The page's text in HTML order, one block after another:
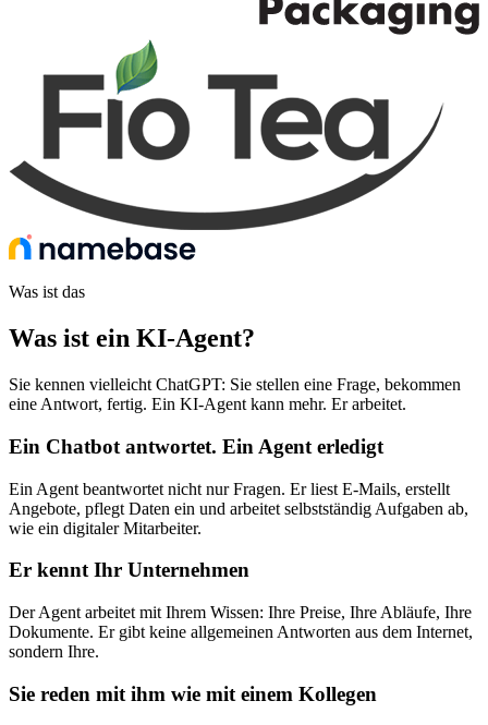
Was ist das
Was ist ein KI-Agent?
Sie kennen vielleicht ChatGPT: Sie stellen eine Frage, bekommen
eine Antwort, fertig. Ein KI-Agent kann mehr. Er arbeitet.
Ein Chatbot antwortet. Ein Agent erledigt
Ein Agent beantwortet nicht nur Fragen. Er liest E-Mails, erstellt
Angebote, pflegt Daten ein und arbeitet selbstständig Aufgaben ab,
wie ein digitaler Mitarbeiter.
Er kennt Ihr Unternehmen
Der Agent arbeitet mit Ihrem Wissen: Ihre Preise, Ihre Abläufe, Ihre
Dokumente. Er gibt keine allgemeinen Antworten aus dem Internet,
sondern Ihre.
Sie reden mit ihm wie mit einem Kollegen